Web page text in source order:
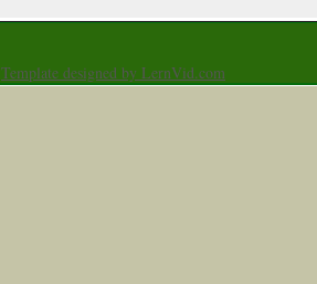
Template designed by LernVid.com